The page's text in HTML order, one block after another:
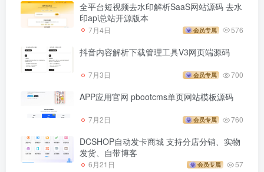
全平台短视频去水印解析SaaS网站源码 去水
印api总站开源版本
7月4日 会员专属 576
抖音内容解析下载管理工具V3网页端源码
7月3日 会员专属 700
APP应用官网 pbootcms单页网站模板源码
7月2日 会员专属 760
DCSHOP自动发卡商城 支持分店分销、实物
发货、自带博客
6月21日 会员专属 57